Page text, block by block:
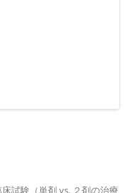
試験（単剤 vs. ２剤の治療